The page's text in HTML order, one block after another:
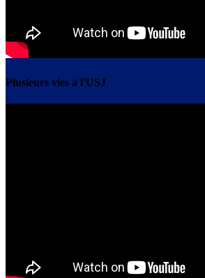
Plusieurs vies à l'USJ